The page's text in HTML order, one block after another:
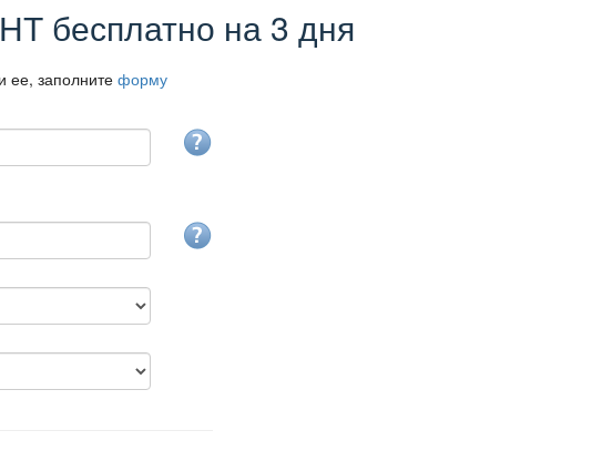
бесплатно на 3 дня
ее, заполните форму